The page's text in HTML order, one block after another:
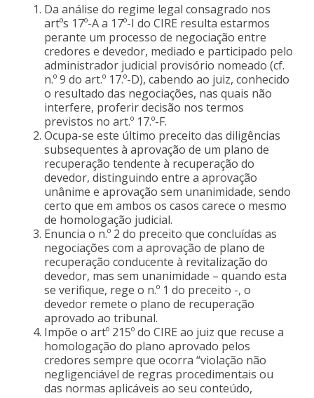
Da análise do regime legal consagrado nos
artºs 17º-A a 17º-I do CIRE resulta estarmos
perante um processo de negociação entre
credores e devedor, mediado e participado pelo
administrador judicial provisório nomeado (cf.
n.º 9 do art.º 17.º-D), cabendo ao juiz, conhecido
o resultado das negociações, nas quais não
interfere, proferir decisão nos termos
previstos no art.º 17.º-F.
Ocupa-se este último preceito das diligências
subsequentes à aprovação de um plano de
recuperação tendente à recuperação do
devedor, distinguindo entre a aprovação
unânime e aprovação sem unanimidade, sendo
certo que em ambos os casos carece o mesmo
de homologação judicial.
Enuncia o n.º 2 do preceito que concluídas as
negociações com a aprovação de plano de
recuperação conducente à revitalização do
devedor, mas sem unanimidade – quando esta
se verifique, rege o n.º 1 do preceito -, o
devedor remete o plano de recuperação
aprovado ao tribunal.
Impõe o artº 215º do CIRE ao juiz que recuse a
homologação do plano aprovado pelos
credores sempre que ocorra “violação não
negligenciável de regras procedimentais ou
das normas aplicáveis ao seu conteúdo,